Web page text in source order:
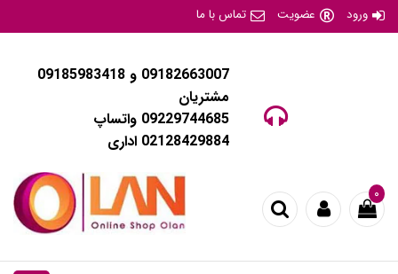
ورود عضویت تماس با ما
09182663007 و 09185983418
مشتریان
09229744685 واتساپ
02128429884 اداری
۰